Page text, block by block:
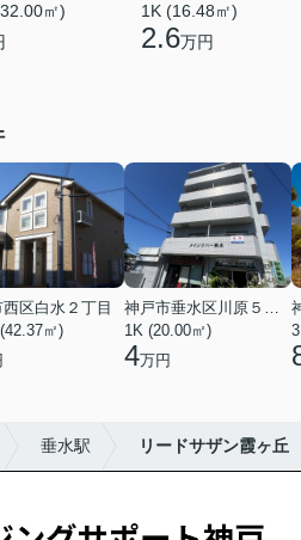
㎡)
1K (16.48㎡)
2.6万円
区白水２丁目
㎡)
神戸市垂水区川原５丁目
1K (20.00㎡)
4万円
垂水駅 リードサザン霞ヶ丘